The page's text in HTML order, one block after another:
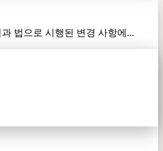
법으로 시행된 변경 사항에...